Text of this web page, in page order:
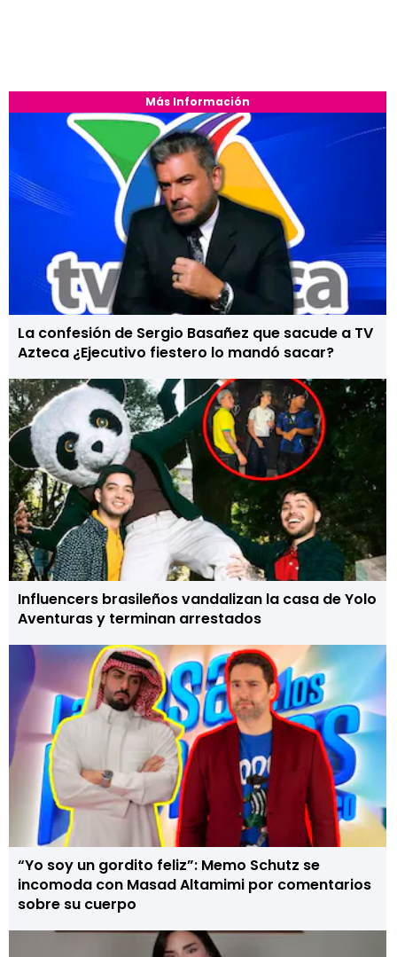
Más Información
La confesión de Sergio Basañez que sacude a TV
Azteca ¿Ejecutivo fiestero lo mandó sacar?
Influencers brasileños vandalizan la casa de Yolo
Aventuras y terminan arrestados
“Yo soy un gordito feliz”: Memo Schutz se
incomoda con Masad Altamimi por comentarios
sobre su cuerpo